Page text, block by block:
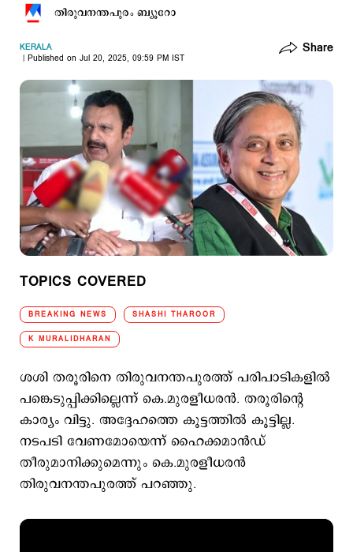
തിരുവനന്തപുരം ബ്യൂറോ
KERALA
Published on Jul 20, 2025, 09:59 PM IST
Share
TOPICS COVERED
BREAKING NEWS SHASHI THAROOR
K MURALIDHARAN
ശശി തരൂരിനെ തിരുവനന്തപുരത്ത് പരിപാടികളില്‍
പങ്കെടുപ്പിക്കില്ലെന്ന് കെ.മുരളീധരന്‍. തരൂരിന്‍റെ
കാര്യം വിട്ടു. അദ്ദേഹത്തെ കൂട്ടത്തില്‍ കൂട്ടില്ല.
നടപടി വേണമോയെന്ന് ഹൈക്കമാന്‍ഡ്
തീരുമാനിക്കുമെന്നും കെ.മുരളീധരന്‍
തിരുവനന്തപുരത്ത് പറഞ്ഞു.